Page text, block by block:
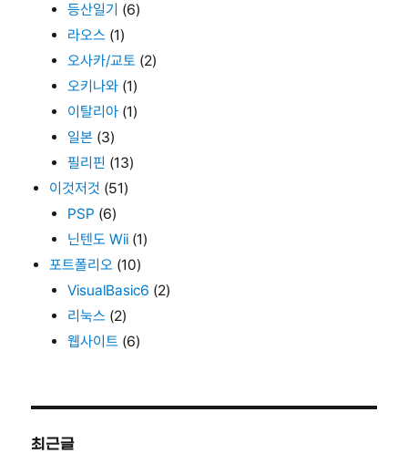
등산일기 (6)
라오스 (1)
오사카/교토 (2)
오키나와 (1)
이탈리아 (1)
일본 (3)
필리핀 (13)
이것저것 (51)
PSP (6)
닌텐도 Wii (1)
포트폴리오 (10)
VisualBasic6 (2)
리눅스 (2)
웹사이트 (6)
최근글